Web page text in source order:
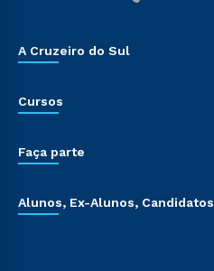
A Cruzeiro do Sul
Cursos
Faça parte
Alunos, Ex-Alunos, Candidatos